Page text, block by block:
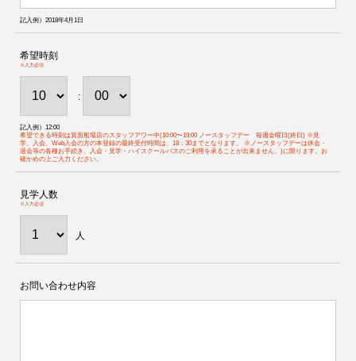
記入例）2018年4月1日
希望時刻
※入力必須
:
記入例）12:00
希望できる時刻は箕面船場店のスタッフアワー中(10:00〜19:00 ノースタッフデー 毎週金曜日(終日) ※見
学、入会、Web入会の方の本登録の最終受付時間は、18：30までとなります。 ※ノースタッフデーは休会・
退会等の各種お手続き、入会・見学・ハイスクールパスのご利用を承ることが出来ません。)に限ります。お
確かめの上ご入力ください。
見学人数
※入力必須
人
お問い合わせ内容